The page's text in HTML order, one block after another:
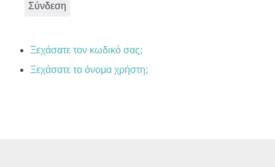
Σύνδεση
Ξεχάσατε τον κωδικό σας;
Ξεχάσατε το όνομα χρήστη;